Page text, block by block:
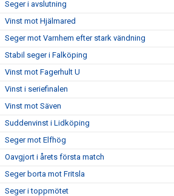
Seger i avslutning
Vinst mot Hjälmared
Seger mot Varnhem efter stark vändning
Stabil seger i Falköping
Vinst mot Fagerhult U
Vinst i seriefinalen
Vinst mot Säven
Suddenvinst i Lidköping
Seger mot Elfhög
Oavgjort i årets första match
Seger borta mot Fritsla
Seger i toppmötet